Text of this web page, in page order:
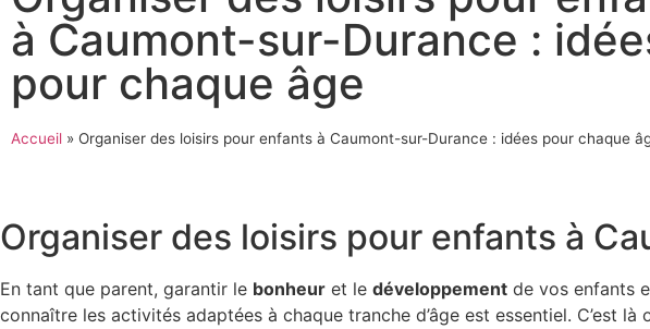
à Caumont-sur-Durance :
pour chaque âge
Accueil » Organiser des loisirs pour enfants à Caumont-sur-Durance : idées pour chaque
Organiser des loisirs pour enfants à
En tant que parent, garantir le bonheur et le développement de vos enfants
connaître les activités adaptées à chaque tranche d’âge est essentiel. C’est là